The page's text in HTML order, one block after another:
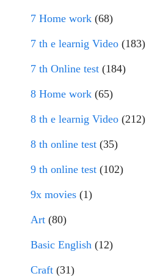
7 Home work (68)
7 th e learnig Video (183)
7 th Online test (184)
8 Home work (65)
8 th e learnig Video (212)
8 th online test (35)
9 th online test (102)
9x movies (1)
Art (80)
Basic English (12)
Craft (31)